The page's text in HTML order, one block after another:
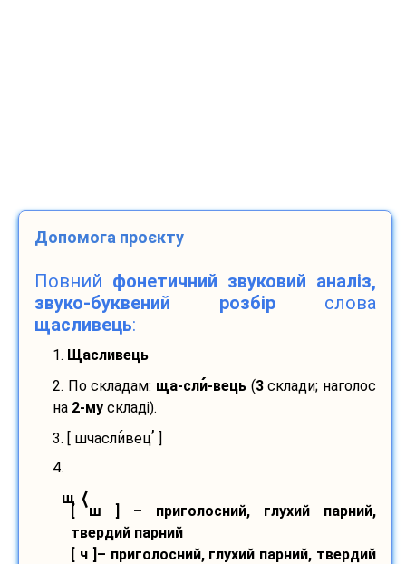
Допомога проєкту
Повний фонетичний звуковий аналіз,
звуко-буквений розбір слова
щасливець:
1. Щасливець
2. По складам: ща-сли-вець (3склади; наголос
на 2-му складі).
3. [ шчасливец’
4.
щ ⟨
[ ш ] – приголосний, глухий парний,
твердий парний
[ ч ]– приголосний, глухий парний, твердий